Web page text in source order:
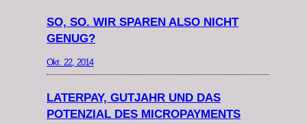
SO, SO. WIR SPAREN ALSO NICHT
GENUG?
Okt. 22, 2014
LATERPAY, GUTJAHR UND DAS
POTENZIAL DES MICROPAYMENTS